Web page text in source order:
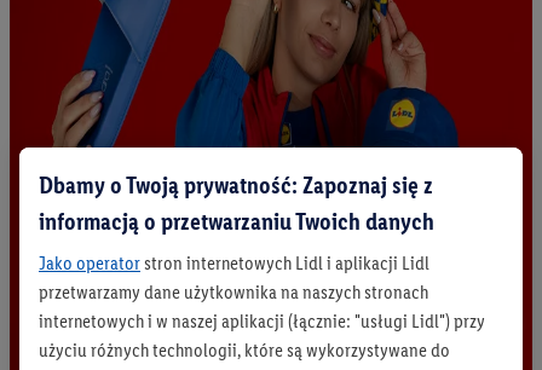
Dbamy o Twoją prywatność: Zapoznaj się z
informacją o przetwarzaniu Twoich danych
Jako operatorstron internetowych Lidl i aplikacji Lidl
przetwarzamy dane użytkownika na naszych stronach
internetowych i w naszej aplikacji (łącznie: "usługi Lidl") przy
użyciu różnych technologii, które są wykorzystywane do